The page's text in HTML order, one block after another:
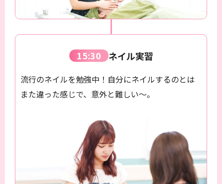
15:30 ネイル実習
流行のネイルを勉強中！ 自分にネイルするのとは
また違った感じで、 意外と難しい～。